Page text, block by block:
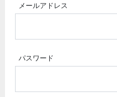
メールアドレス
パスワード